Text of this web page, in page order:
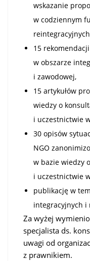
wskazanie
w codziennym
15
w obszarze
i zawodowej,
15 artykułów
wiedzy o
i uczestnictwie
30 opisów
NGO
w bazie wiedzy
i uczestnictwie
publikację w
integracyjnych i
Za wyżej
specjalista ds.
uwagi od
z prawnikiem.